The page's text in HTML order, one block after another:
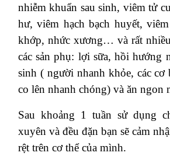
nhiễm khuẩn sau sinh, viêm tử
hư, viêm hạch bạch huyết,
khớp, nhức xương… và rất
các sản phụ: lợi sữa, hồi hướng
sinh ( người nhanh khỏe, các cơ
co lên nhanh chóng) và ăn ngon
Sau khoảng 1 tuần sử dụng
xuyên và đều đặn bạn sẽ cảm
rệt trên cơ thể của mình.